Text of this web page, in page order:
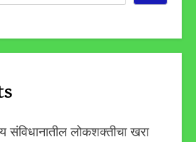
संविधानातील लोकशक्तीचा खरा